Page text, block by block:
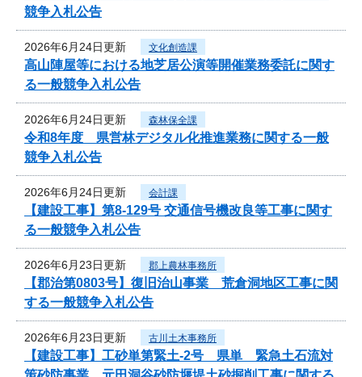
競争入札公告
2026年6月24日更新 文化創造課
高山陣屋等における地芝居公演等開催業務委託に関す
る一般競争入札公告
2026年6月24日更新 森林保全課
令和8年度 県営林デジタル化推進業務に関する一般
競争入札公告
2026年6月24日更新 会計課
【建設工事】第8-129号 交通信号機改良等工事に関す
る一般競争入札公告
2026年6月23日更新 郡上農林事務所
【郡治第0803号】復旧治山事業 荒倉洞地区工事に関
する一般競争入札公告
2026年6月23日更新 古川土木事務所
【建設工事】工砂単第緊土-2号 県単 緊急土石流対